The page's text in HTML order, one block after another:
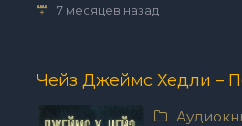
7 месяцев назад
Чейз Джеймс Хедли –